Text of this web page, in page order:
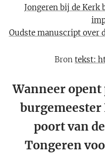
Jongeren bij de Kerk
Oudste manuscript over
Bron tekst:
Wanneer opent
burgemeester
poort van
Tongeren